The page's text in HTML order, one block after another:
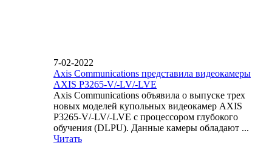
7-02-2022
Axis Communications представила видеокамеры
AXIS P3265-V/-LV/-LVE
Axis Communications объявила о выпуске трех
новых моделей купольных видеокамер AXIS
P3265-V/-LV/-LVE с процессором глубокого
обучения (DLPU). Данные камеры обладают ...
Читать